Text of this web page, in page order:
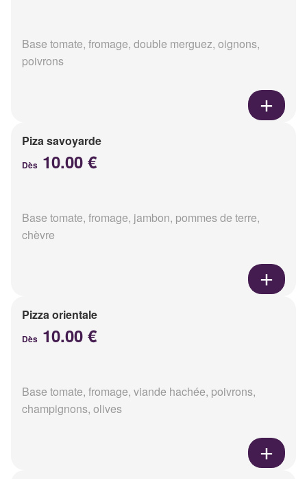
Base tomate, fromage, double merguez, oignons,
poivrons
Piza savoyarde
Dès 10.00 €
Base tomate, fromage, jambon, pommes de terre,
chèvre
Pizza orientale
Dès 10.00 €
Base tomate, fromage, viande hachée, poivrons,
champignons, olives